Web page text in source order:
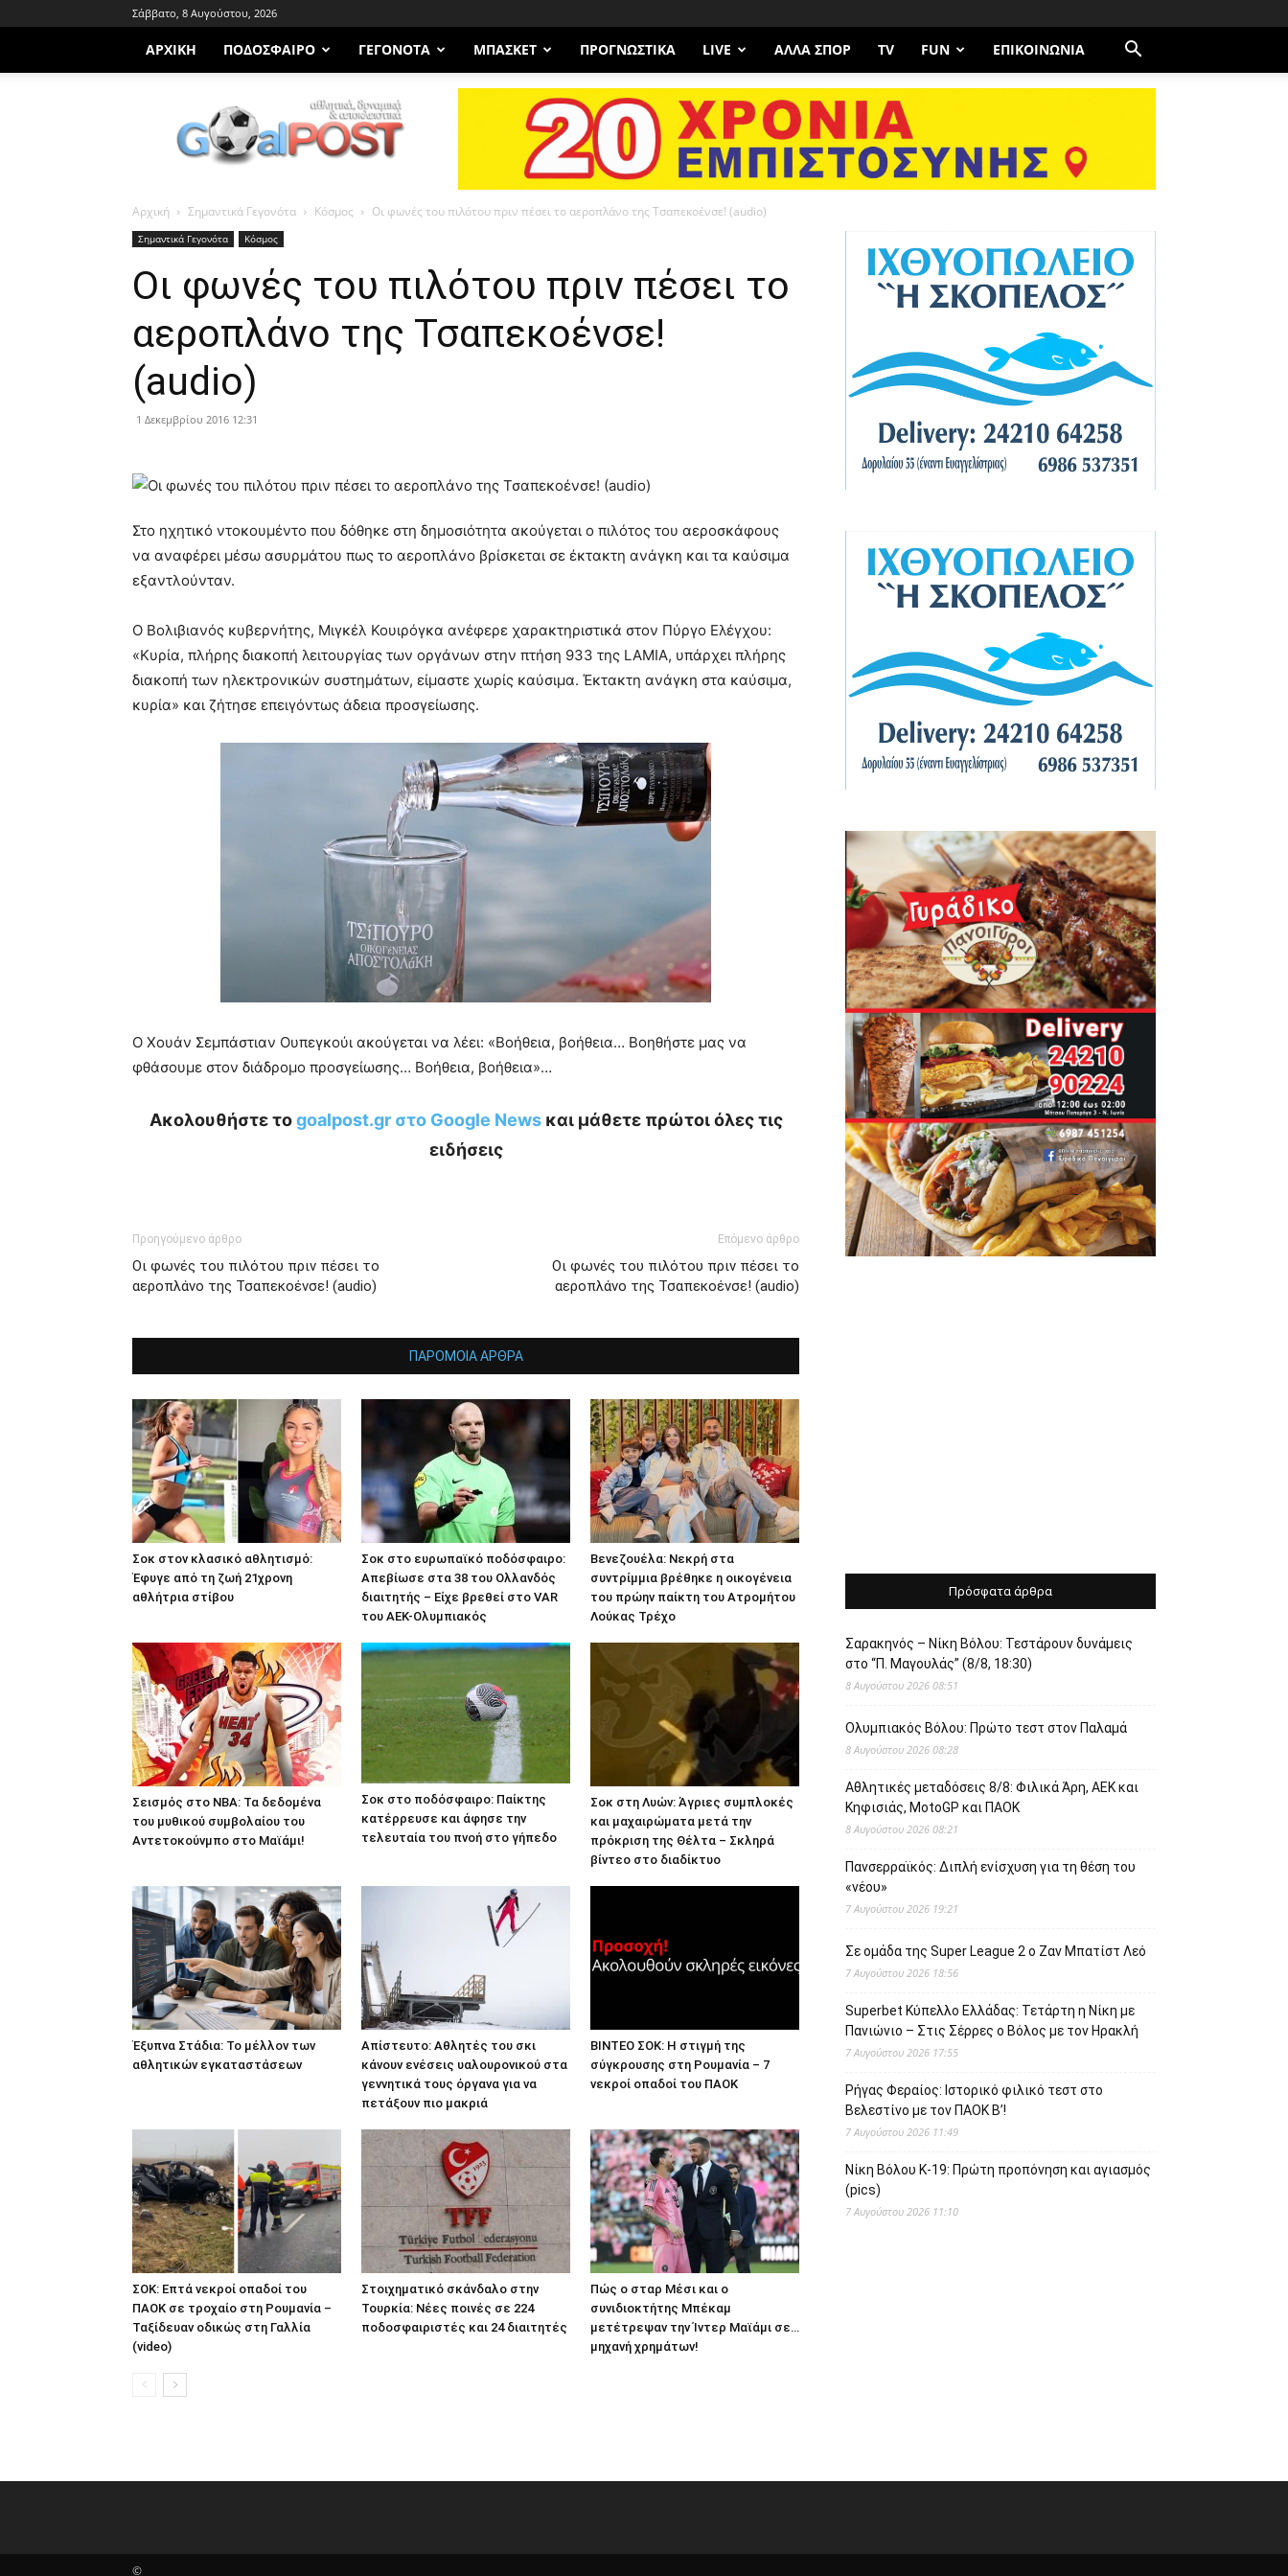
Σάββατο, 8 Αυγούστου, 2026
ΑΡΧΙΚΗ ΠΟΔΌΣΦΑΙΡΟ ΓΕΓΟΝΌΤΑ ΜΠΆΣΚΕΤ ΠΡΟΓΝΩΣΤΙΚΑ LIVE ΆΛΛΑ ΣΠΟΡ TV FUN ΕΠΙΚΟΙΝΩΝΊΑ
Goalpost.gr
Αρχική Σημαντικά Γεγονότα Κόσμος Οι φωνές του πιλότου πριν πέσει το αεροπλάνο της Τσαπεκοένσε! (audio)
Σημαντικά Γεγονότα Κόσμος
Οι φωνές του πιλότου πριν πέσει το
αεροπλάνο της Τσαπεκοένσε!
(audio)
1 Δεκεμβρίου 2016 12:31
Στο ηχητικό ντοκουμέντο που δόθηκε στη δημοσιότητα ακούγεται ο πιλότος του αεροσκάφους
να αναφέρει μέσω ασυρμάτου πως το αεροπλάνο βρίσκεται σε έκτακτη ανάγκη και τα καύσιμα
εξαντλούνταν.
Ο Βολιβιανός κυβερνήτης, Μιγκέλ Κουιρόγκα ανέφερε χαρακτηριστικά στον Πύργο Ελέγχου:
«Κυρία, πλήρης διακοπή λειτουργίας των οργάνων στην πτήση 933 της LAMIA, υπάρχει πλήρης
διακοπή των ηλεκτρονικών συστημάτων, είμαστε χωρίς καύσιμα. Έκτακτη ανάγκη στα καύσιμα,
κυρία» και ζήτησε επειγόντως άδεια προσγείωσης.
Ο Χουάν Σεμπάστιαν Ουπεγκούι ακούγεται να λέει: «Βοήθεια, βοήθεια… Βοηθήστε μας να
φθάσουμε στον διάδρομο προσγείωσης… Βοήθεια, βοήθεια»…
Ακολουθήστε τοgoalpost.gr στο Google Newsκαι μάθετε πρώτοι όλες τις
ειδήσεις
Προηγούμενο άρθρο
Οι φωνές του πιλότου πριν πέσει το
αεροπλάνο της Τσαπεκοένσε! (audio)
Επόμενο άρθρο
Οι φωνές του πιλότου πριν πέσει το
αεροπλάνο της Τσαπεκοένσε! (audio)
ΠΑΡΟΜΟΙΑ ΑΡΘΡΑ
Σοκ στον κλασικό αθλητισμό:
Έφυγε από τη ζωή 21χρονη
αθλήτρια στίβου
Σοκ στο ευρωπαϊκό ποδόσφαιρο:
Απεβίωσε στα 38 του Ολλανδός
διαιτητής – Είχε βρεθεί στο VAR
του ΑΕΚ-Ολυμπιακός
Βενεζουέλα: Νεκρή στα
συντρίμμια βρέθηκε η οικογένεια
του πρώην παίκτη του Ατρομήτου
Λούκας Τρέχο
Σεισμός στο NBA: Τα δεδομένα
του μυθικού συμβολαίου του
Αντετοκούνμπο στο Μαϊάμι!
Σοκ στο ποδόσφαιρο: Παίκτης
κατέρρευσε και άφησε την
τελευταία του πνοή στο γήπεδο
Σοκ στη Λυών: Άγριες συμπλοκές
και μαχαιρώματα μετά την
πρόκριση της Θέλτα – Σκληρά
βίντεο στο διαδίκτυο
Έξυπνα Στάδια: Το μέλλον των
αθλητικών εγκαταστάσεων
Απίστευτο: Αθλητές του σκι
κάνουν ενέσεις υαλουρονικού στα
γεννητικά τους όργανα για να
πετάξουν πιο μακριά
ΒΙΝΤΕΟ ΣΟΚ: Η στιγμή της
σύγκρουσης στη Ρουμανία – 7
νεκροί οπαδοί του ΠΑΟΚ
ΣΟΚ: Επτά νεκροί οπαδοί του
ΠΑΟΚ σε τροχαίο στη Ρουμανία –
Ταξίδευαν οδικώς στη Γαλλία
(video)
Στοιχηματικό σκάνδαλο στην
Τουρκία: Νέες ποινές σε 224
ποδοσφαιριστές και 24 διαιτητές
Πώς ο σταρ Μέσι και ο
συνιδιοκτήτης Μπέκαμ
μετέτρεψαν την Ίντερ Μαϊάμι σε…
μηχανή χρημάτων!
Πρόσφατα άρθρα
Σαρακηνός – Νίκη Βόλου: Τεστάρουν δυνάμεις
στο “Π. Μαγουλάς” (8/8, 18:30)
8 Αυγούστου 2026 08:51
Ολυμπιακός Βόλου: Πρώτο τεστ στον Παλαμά
8 Αυγούστου 2026 08:28
Αθλητικές μεταδόσεις 8/8: Φιλικά Άρη, ΑΕΚ και
Κηφισιάς, MotoGP και ΠΑΟΚ
8 Αυγούστου 2026 08:21
Πανσερραϊκός: Διπλή ενίσχυση για τη θέση του
«νέου»
7 Αυγούστου 2026 19:21
Σε ομάδα της Super League 2 o Ζαν Μπατίστ Λεό
7 Αυγούστου 2026 18:56
Superbet Κύπελλο Ελλάδας: Τετάρτη η Νίκη με
Πανιώνιο – Στις Σέρρες ο Βόλος με τον Ηρακλή
7 Αυγούστου 2026 17:55
Ρήγας Φεραίος: Ιστορικό φιλικό τεστ στο
Βελεστίνο με τον ΠΑΟΚ Β’!
7 Αυγούστου 2026 11:49
Νίκη Βόλου Κ-19: Πρώτη προπόνηση και αγιασμός
(pics)
7 Αυγούστου 2026 11:10
©